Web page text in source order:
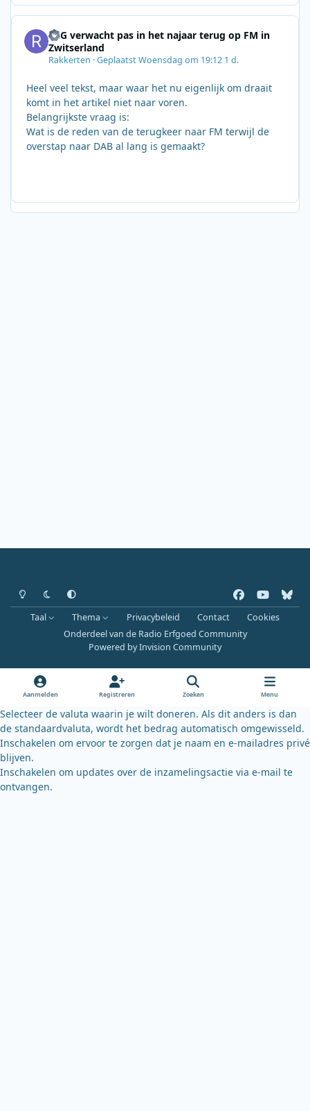
SRG verwacht pas in het najaar terug op FM in
Zwitserland
Rakkerten ·GeplaatstWoensdag om 19:12 1 d.
Heel veel tekst, maar waar het nu eigenlijk om draait
komt in het artikel niet naar voren.
Belangrijkste vraag is:
Wat is de reden van de terugkeer naar FM terwijl de
overstap naar DAB al lang is gemaakt?
Heldere modus
Donkere modus
Systeemvoorkeur
a
c
e
k
o
u
b
l
u
k
y
Taal Thema Privacybeleid Contact
Cookies
Onderdeel van de Radio Erfgoed Community
Powered byInvision Community
Aanmelden Registreren Zoeken Menu
Selecteer de valuta waarin je wilt doneren. Als dit anders is dan
de standaardvaluta, wordt het bedrag automatisch omgewisseld.
Inschakelen om ervoor te zorgen dat je naam en e-mailadres privé
blijven.
Inschakelen om updates over de inzamelingsactie via e-mail te
ontvangen.